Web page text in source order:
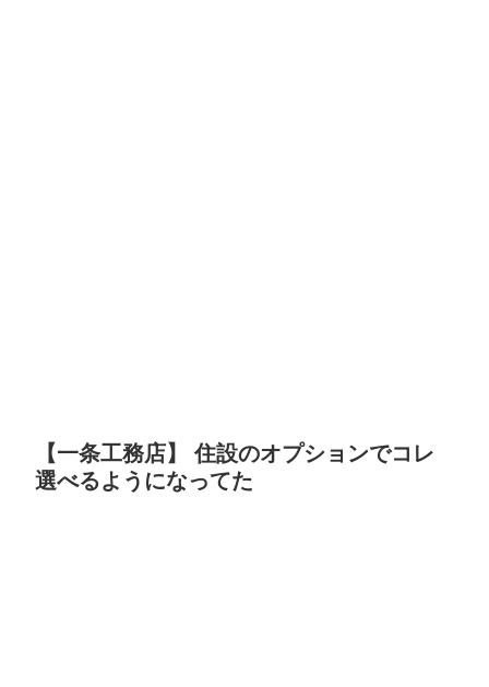
【一条工務店】 住設のオプションでコレ
選べるようになってた